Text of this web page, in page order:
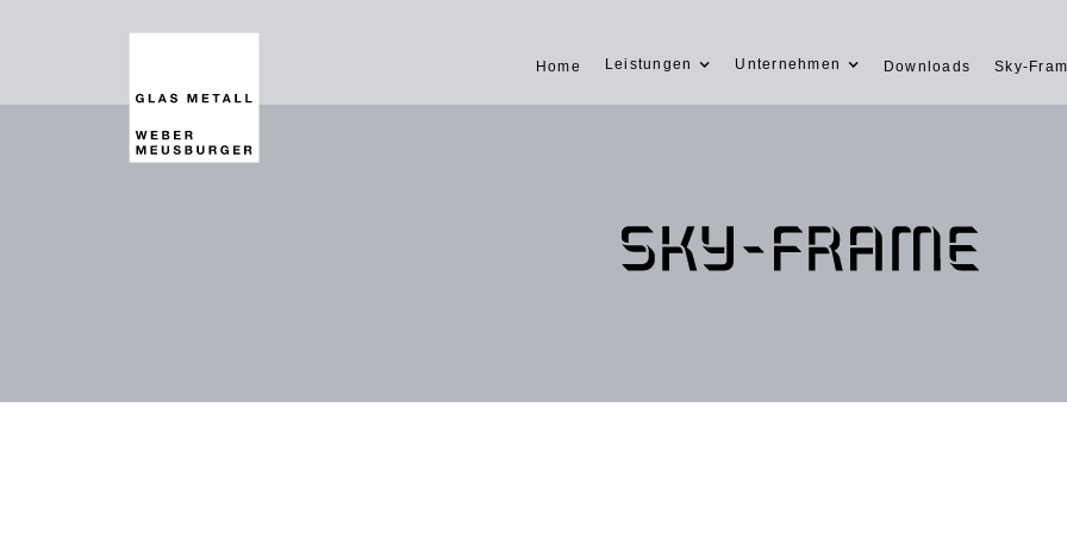
Home Leistungen Unternehmen Downloads Sky-